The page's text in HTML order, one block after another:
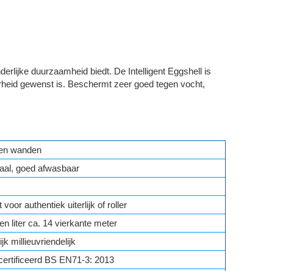
duurzaamheid biedt. De Intelligent Eggshell is
gewenst is. Beschermt zeer goed tegen vocht,
wanden
goed afwasbaar
voor authentiek uiterlijk of roller
liter ca. 14 vierkante meter
millieuvriendelijk
BS EN71-3: 2013